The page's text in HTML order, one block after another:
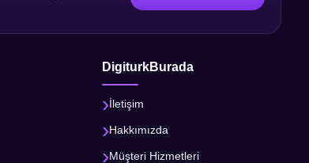
DigiturkBurada
İletişim
Hakkımızda
Müşteri Hizmetleri